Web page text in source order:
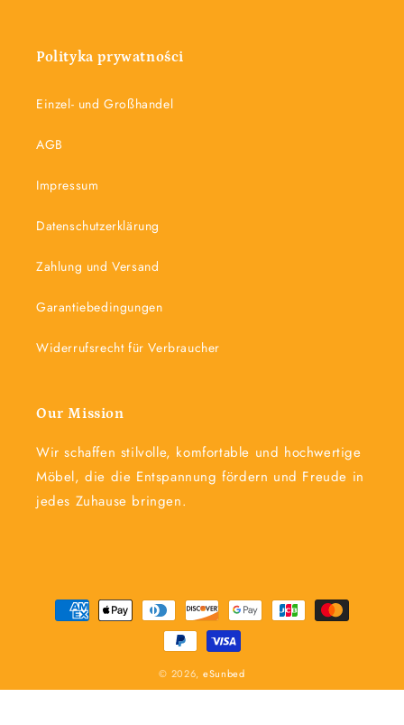
Polityka prywatności
Einzel- und Großhandel
AGB
Impressum
Datenschutzerklärung
Zahlung und Versand
Garantiebedingungen
Widerrufsrecht für Verbraucher
Our Mission
Wir schaffen stilvolle, komfortable und hochwertige
Möbel, die die Entspannung fördern und Freude in
jedes Zuhause bringen.
Zahlungsmethoden
© 2026, eSunbed